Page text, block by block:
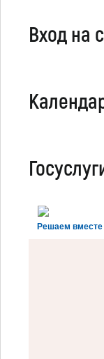
Вход на
Решаем вместе